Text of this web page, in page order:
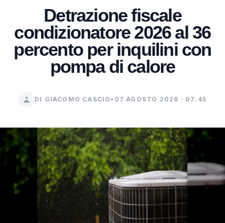
Detrazione fiscale
condizionatore 2026 al 36
percento per inquilini con
pompa di calore
DI GIACOMO CASCIO • 07 AGOSTO 2026 · 07:45